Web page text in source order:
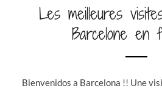
Les meilleures
Barcelone en
Bienvenidos a Barcelona !! Une